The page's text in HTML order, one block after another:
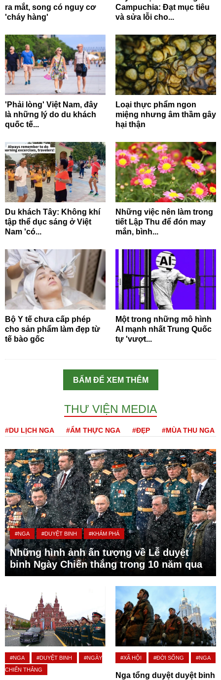
ra mắt, song có nguy cơ
'cháy hàng'
Campuchia: Đạt mục tiêu
và sửa lỗi cho...
'Phải lòng' Việt Nam, đây
là những lý do du khách
quốc tế...
Loại thực phẩm ngon
miệng nhưng âm thầm gây
hại thận
Du khách Tây: Không khí
tập thể dục sáng ở Việt
Nam 'có...
Những việc nên làm trong
tiết Lập Thu để đón may
mắn, bình...
Bộ Y tế chưa cấp phép
cho sản phẩm làm đẹp từ
tế bào gốc
Một trong những mô hình
AI mạnh nhất Trung Quốc
tự 'vượt...
BẤM ĐỂ XEM THÊM
THƯ VIỆN MEDIA
#DU LỊCH NGA #ẨM THỰC NGA #ĐẸP #MÙA THU NGA
#NGA #DUYỆT BINH #KHÁM PHÁ
Những hình ảnh ấn tượng về Lễ duyệt
binh Ngày Chiến thắng trong 10 năm qua
#NGA #DUYỆT BINH
#NGÀY
CHIẾN THẮNG
#XÃ HỘI #ĐỜI SỐNG #NGA
Nga tổng duyệt duyệt binh